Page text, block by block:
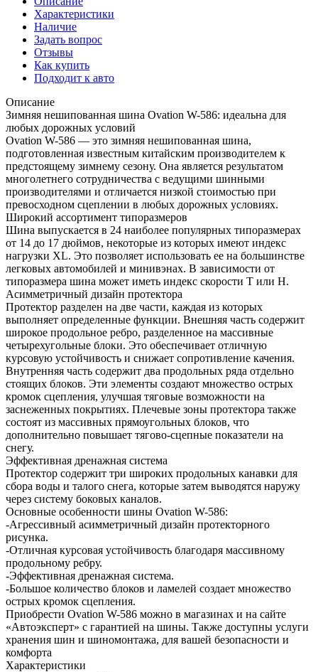
Характеристики
Наличие
Задать вопрос
Отзывы
Как купить
Подходит к авто
Описание
Зимняя нешипованная шина Ovation W-586: идеальна для
любых дорожных условий
Ovation W-586 — это зимняя нешипованная шина,
подготовленная известным китайским производителем к
предстоящему зимнему сезону. Она является результатом
многолетнего сотрудничества с ведущими шинными
производителями и отличается низкой стоимостью при
превосходном сцеплении в любых дорожных условиях.
Широкий ассортимент типоразмеров
Шина выпускается в 24 наиболее популярных типоразмерах
от 14 до 17 дюймов, некоторые из которых имеют индекс
нагрузки XL. Это позволяет использовать ее на большинстве
легковых автомобилей и минивэнах. В зависимости от
типоразмера шина может иметь индекс скорости T или H.
Асимметричный дизайн протектора
Протектор разделен на две части, каждая из которых
выполняет определенные функции. Внешняя часть содержит
широкое продольное ребро, разделенное на массивные
четырехугольные блоки. Это обеспечивает отличную
курсовую устойчивость и снижает сопротивление качения.
Внутренняя часть содержит два продольных ряда отдельно
стоящих блоков. Эти элементы создают множество острых
кромок сцепления, улучшая тяговые возможности на
заснеженных покрытиях. Плечевые зоны протектора также
состоят из массивных прямоугольных блоков, что
дополнительно повышает тягово-сцепные показатели на
снегу.
Эффективная дренажная система
Протектор содержит три широких продольных канавки для
сбора воды и талого снега, которые затем выводятся наружу
через систему боковых каналов.
Основные особенности шины Ovation W-586:
-Агрессивный асимметричный дизайн протекторного
рисунка.
-Отличная курсовая устойчивость благодаря массивному
продольному ребру.
-Эффективная дренажная система.
-Большое количество блоков и ламелей создает множество
острых кромок сцепления.
Приобрести Ovation W-586 можно в магазинах и на сайте
«Автоэксперт» с гарантией на шины. Также доступны услуги
хранения шин и шиномонтажа, для вашей безопасности и
комфорта
Характеристики